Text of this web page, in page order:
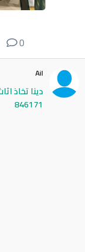
0
Ail
846171